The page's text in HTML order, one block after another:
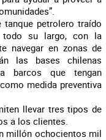
tanque petrolero traído
todo su largo, con la
navegar en zonas de
las bases chilenas
barcos que tengan
medida preventiva
llevar tres tipos de
a los clientes.
millón ochocientos mil